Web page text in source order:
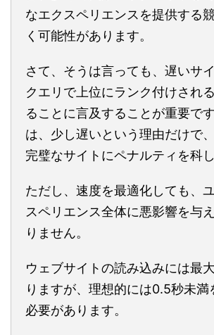
なエクスペリエンスを提供する
く可能性があります。
さて、そうは言っても、遅いサ
クエリで上位にランク付けされ
ることに言及することが重要で
は、少し遅いという理由だけで
完璧なサイトにペナルティを科し
ただし、速度を最適化しても、
スペリエンス全体に悪影響を与
りません。
ウェブサイトの読み込みには最
りますが、理想的には0.5秒未満
必要があります。